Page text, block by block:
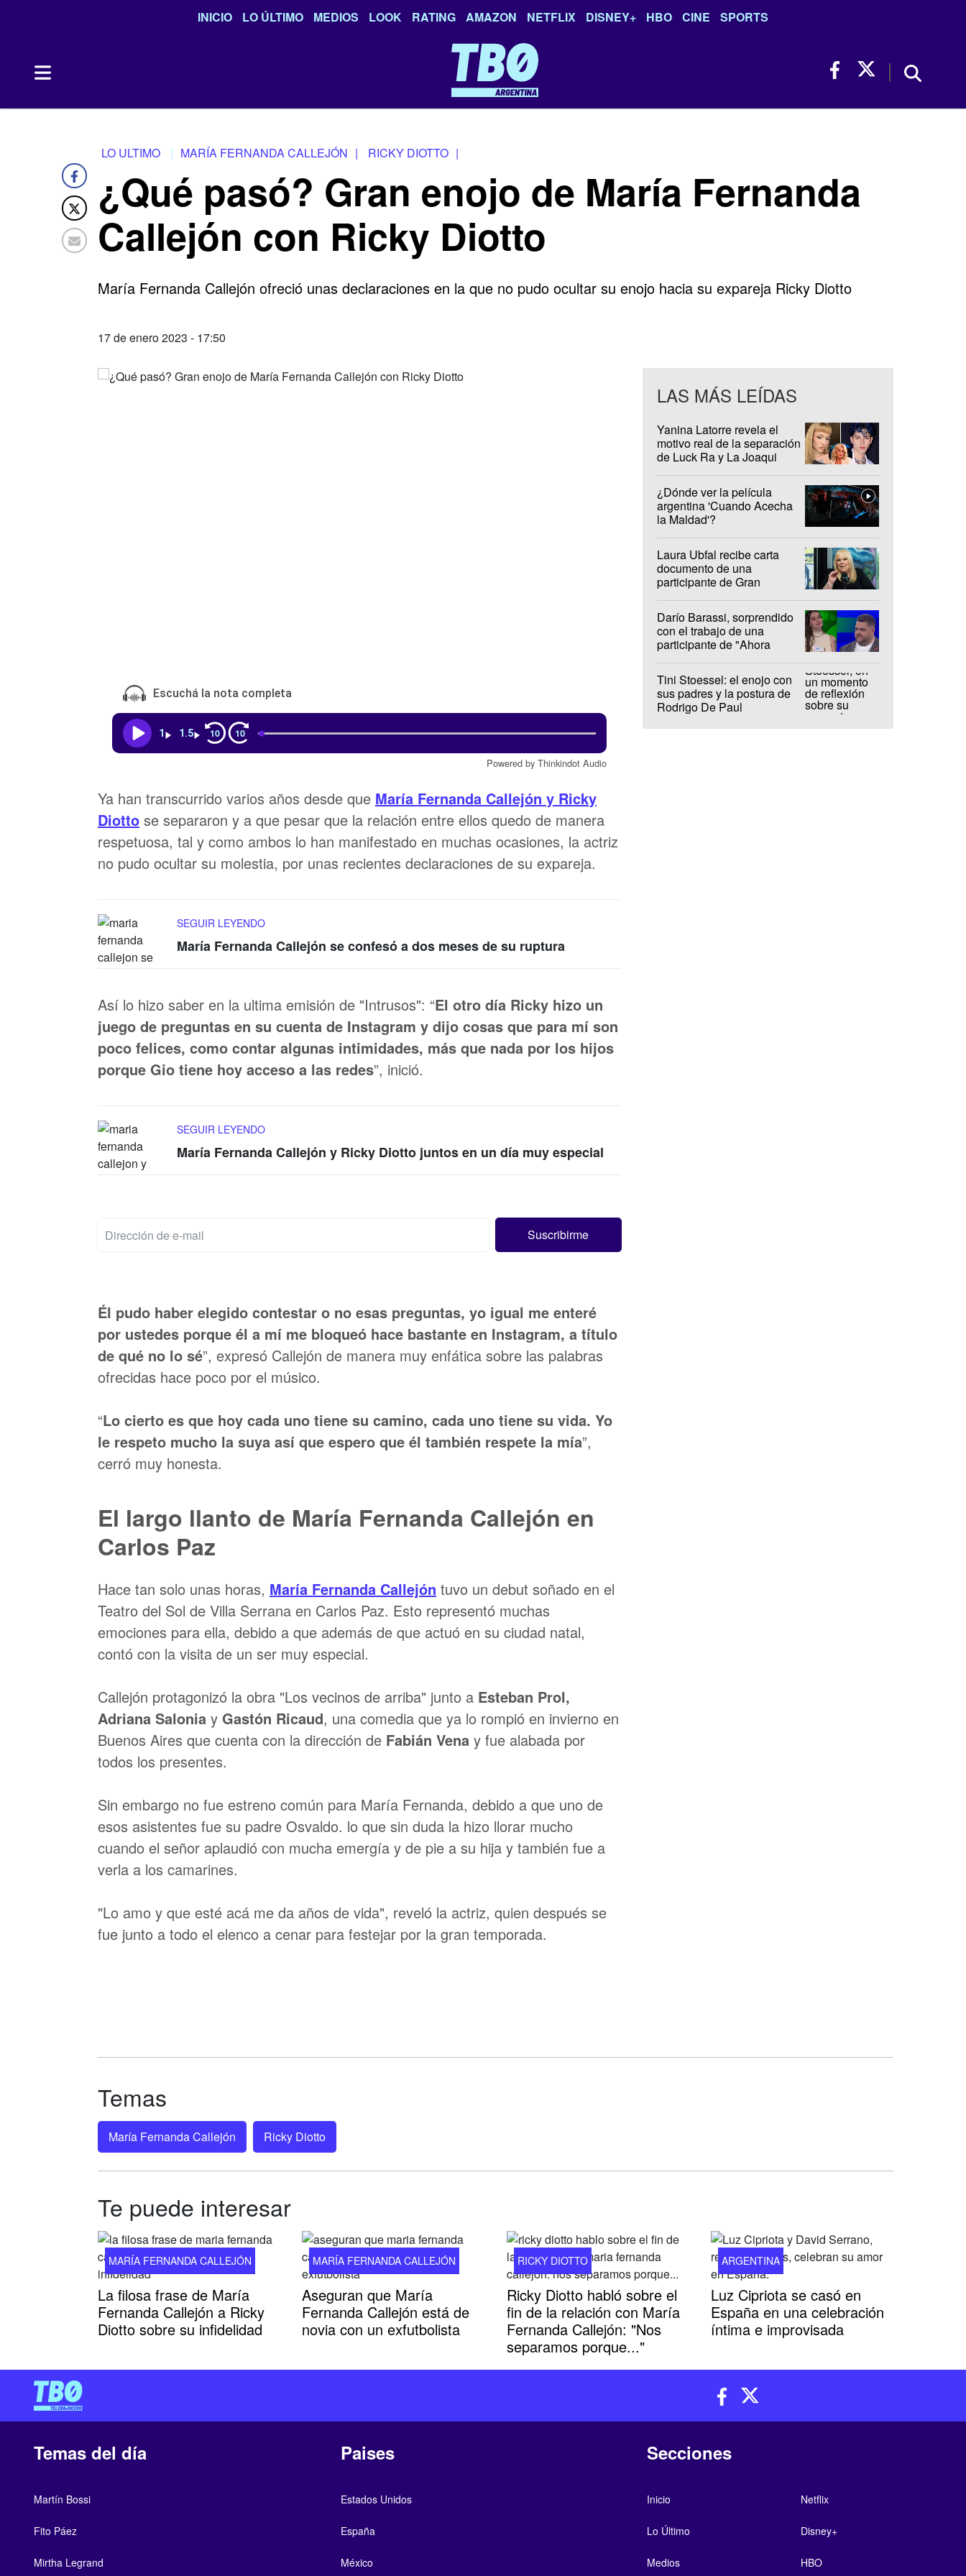
INICIO LO ÚLTIMO MEDIOS LOOK RATING AMAZON NETFLIX DISNEY+ HBO CINE SPORTS
LO ULTIMO MARÍA FERNANDA CALLEJÓN | RICKY DIOTTO |
¿Qué pasó? Gran enojo de María Fernanda
Callejón con Ricky Diotto
María Fernanda Callejón ofreció unas declaraciones en la que no pudo ocultar su enojo hacia su expareja Ricky Diotto
17 de enero 2023 - 17:50
Escuchá la nota completa
1 1.5 10 10
Powered by Thinkindot Audio
Ya han transcurrido varios años desde que María Fernanda Callejón y Ricky
Diotto se separaron y a que pesar que la relación entre ellos quedo de manera
respetuosa, tal y como ambos lo han manifestado en muchas ocasiones, la actriz
no pudo ocultar su molestia, por unas recientes declaraciones de su expareja.
SEGUIR LEYENDO
María Fernanda Callejón se confesó a dos meses de su ruptura
Así lo hizo saber en la ultima emisión de "Intrusos": “El otro día Ricky hizo un
juego de preguntas en su cuenta de Instagram y dijo cosas que para mí son
poco felices, como contar algunas intimidades, más que nada por los hijos
porque Gio tiene hoy acceso a las redes”, inició.
SEGUIR LEYENDO
María Fernanda Callejón y Ricky Diotto juntos en un día muy especial
Él pudo haber elegido contestar o no esas preguntas, yo igual me enteré
por ustedes porque él a mí me bloqueó hace bastante en Instagram, a título
de qué no lo sé”, expresó Callejón de manera muy enfática sobre las palabras
ofrecidas hace poco por el músico.
“Lo cierto es que hoy cada uno tiene su camino, cada uno tiene su vida. Yo
le respeto mucho la suya así que espero que él también respete la mía”,
cerró muy honesta.
El largo llanto de María Fernanda Callejón en
Carlos Paz
Hace tan solo unas horas, María Fernanda Callejón tuvo un debut soñado en el
Teatro del Sol de Villa Serrana en Carlos Paz. Esto representó muchas
emociones para ella, debido a que además de que actuó en su ciudad natal,
contó con la visita de un ser muy especial.
Callejón protagonizó la obra "Los vecinos de arriba" junto a Esteban Prol,
Adriana Salonia y Gastón Ricaud, una comedia que ya lo rompió en invierno en
Buenos Aires que cuenta con la dirección de Fabián Vena y fue alabada por
todos los presentes.
Sin embargo no fue estreno común para María Fernanda, debido a que uno de
esos asistentes fue su padre Osvaldo. lo que sin duda la hizo llorar mucho
cuando el señor aplaudió con mucha emergía y de pie a su hija y también fue a
verla a los camarines.
"Lo amo y que esté acá me da años de vida", reveló la actriz, quien después se
fue junto a todo el elenco a cenar para festejar por la gran temporada.
LAS MÁS LEÍDAS
Yanina Latorre revela el
motivo real de la separación
de Luck Ra y La Joaqui
¿Dónde ver la película
argentina 'Cuando Acecha
la Maldad'?
Laura Ubfal recibe carta
documento de una
participante de Gran
Darío Barassi, sorprendido
con el trabajo de una
participante de "Ahora
Tini Stoessel: el enojo con
sus padres y la postura de
Rodrigo De Paul
Temas
María Fernanda Callejón Ricky Diotto
Te puede interesar
MARÍA FERNANDA CALLEJÓN
La filosa frase de María
Fernanda Callejón a Ricky
Diotto sobre su infidelidad
MARÍA FERNANDA CALLEJÓN
Aseguran que María
Fernanda Callejón está de
novia con un exfutbolista
RICKY DIOTTO
Ricky Diotto habló sobre el
fin de la relación con María
Fernanda Callejón: "Nos
separamos porque..."
ARGENTINA
Luz Cipriota se casó en
España en una celebración
íntima e improvisada
Temas del día
Martín Bossi
Fito Páez
Mirtha Legrand
Paises
Estados Unidos
España
México
Secciones
Inicio
Lo Último
Medios
Netflix
Disney+
HBO